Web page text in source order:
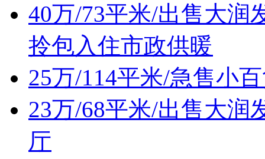
40万/73平米/出售大润
拎包入住市政供暖
25万/114平米/急售小
23万/68平米/出售大润
厅